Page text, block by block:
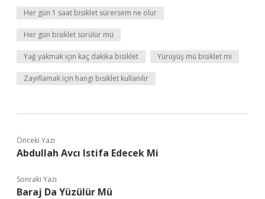
Her gün 1 saat bisiklet sürersem ne olur
Her gün bisiklet sürülür mü
Yağ yakmak için kaç dakika bisiklet Yürüyüş mü bisiklet mi
Zayıflamak için hangi bisiklet kullanılır
Önceki Yazı
Abdullah Avcı Istifa Edecek Mi
Sonraki Yazı
Baraj Da Yüzülür Mü